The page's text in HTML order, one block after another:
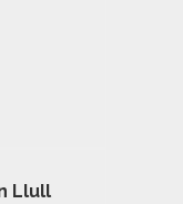
Llull